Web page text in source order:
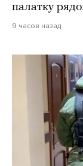
палатку
9 часов назад